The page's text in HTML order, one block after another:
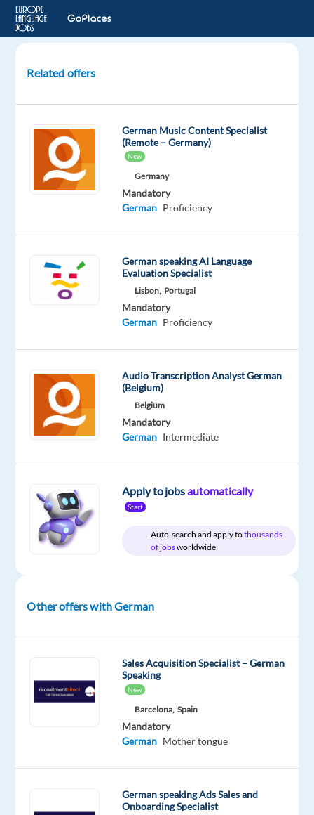
and
Operator
Food
Production
Oetzen,
Germany
German
Oops!
This
job
out
other
jobs
with
Company
Employment
Experience
On-
Related offers
German Music Content Specialist
(Remote – Germany)
New
Germany
Mandatory
German Proficiency
German speaking AI Language
Evaluation Specialist
Lisbon, Portugal
Mandatory
German Proficiency
Audio Transcription Analyst German
(Belgium)
Belgium
Mandatory
German Intermediate
Apply to jobsautomatically
Start
Auto-search and apply tothousands
of jobsworldwide
Other offers with German
Sales Acquisition Specialist – German
Speaking
New
Barcelona, Spain
Mandatory
German Mother tongue
German speaking Ads Sales and
Onboarding Specialist